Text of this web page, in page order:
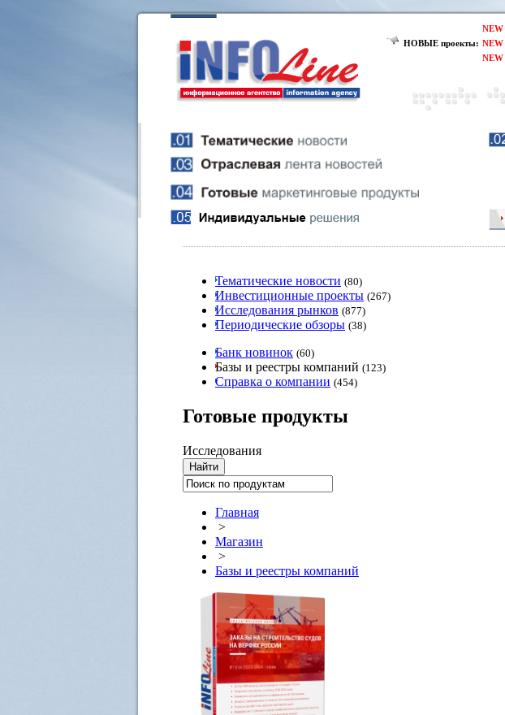
НОВЫЕ проекты:
NEW
NEW
NEW
Тематические новости (80)
Инвестиционные проекты (267)
Исследования рынков (877)
Периодические обзоры (38)
Банк новинок (60)
Базы и реестры компаний (123)
Справка о компании (454)
Готовые продукты
Исследования
Главная
>
Магазин
>
Базы и реестры компаний